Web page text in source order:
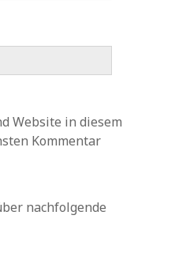
Website in diesem
Kommentar
nachfolgende